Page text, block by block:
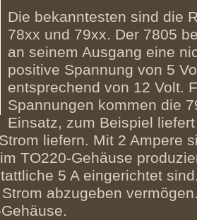
Die bekanntesten sind die
78xx und 79xx. Der 7805
an seinem Ausgang eine
positive Spannung von 5
entsprechend von 12 Volt.
Spannungen kommen die
Einsatz, zum Beispiel
liefern. Mit 2 Ampere
TO220-Gehäuse
5 A eingerichtet
abzugeben